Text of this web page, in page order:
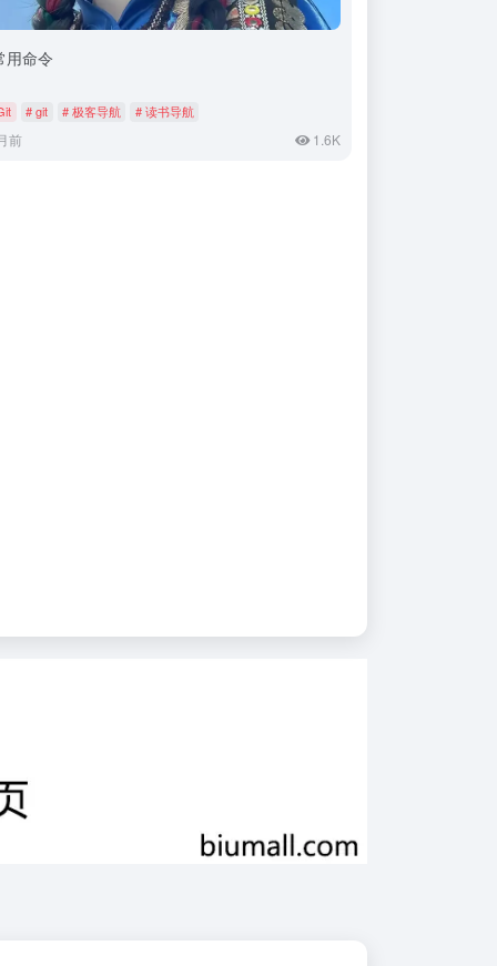
用命令
# git # 极客导航 # 读书导航
前 1.6K